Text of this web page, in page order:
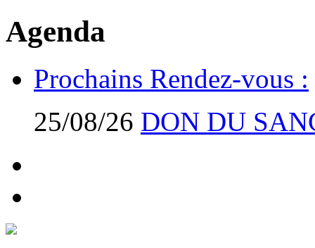
Agenda
Prochains Rendez-vous :
25/08/26 DON DU